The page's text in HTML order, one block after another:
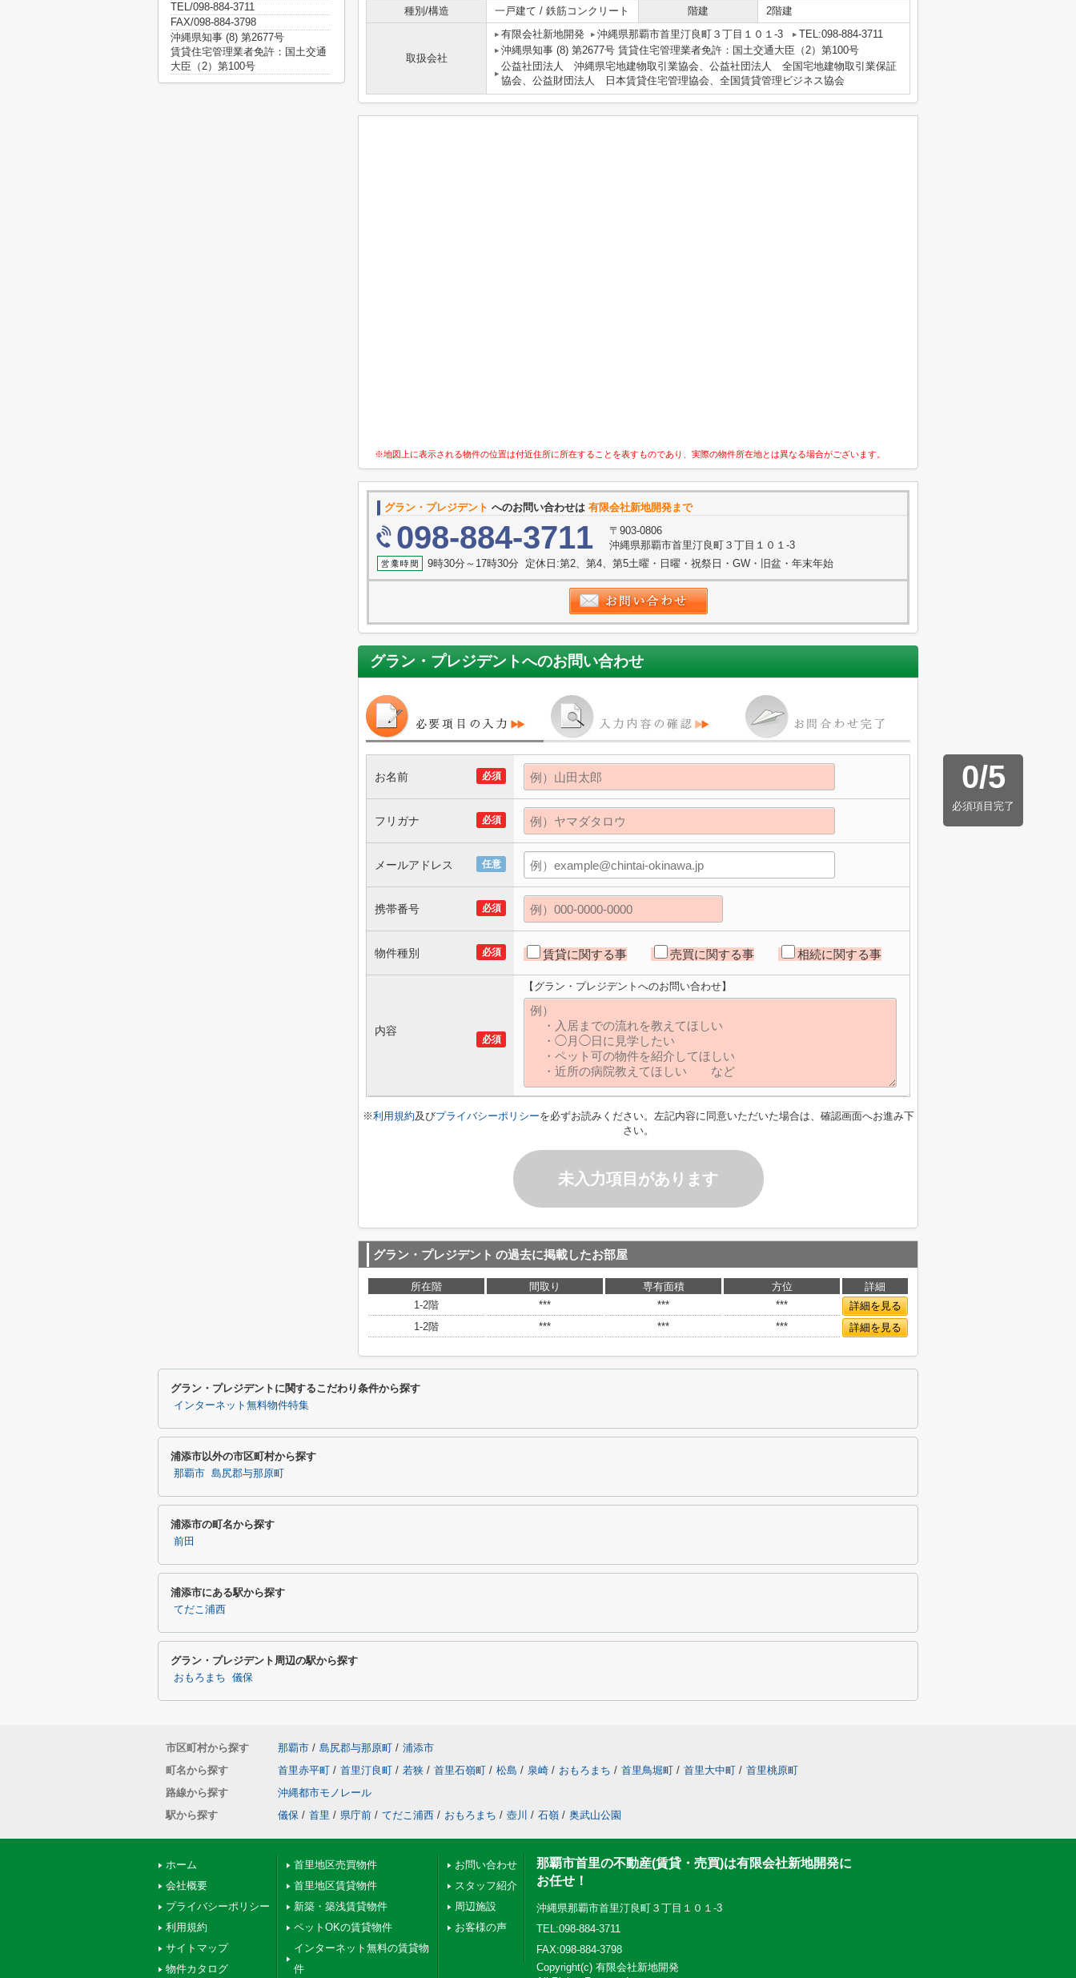
種別/構造
一戸建て / 鉄筋コンクリート 階建 2階建
取扱会社
有限会社新地開発 沖縄県那覇市首里汀良町３丁目１０１-3
TEL:098-884-3711
沖縄県知事 (8) 第2677号 賃貸住宅管理業者免許：国土交通大臣（2）第100号
公益社団法人 沖縄県宅地建物取引業協会、公益社団法人 全国宅地建物取引業保証
協会、公益財団法人 日本賃貸住宅管理協会、全国賃貸管理ビジネス協会
※地図上に表示される物件の位置は付近住所に所在することを表すものであり、実際の物件所在地とは異なる場合がございます。
グラン・プレジデント へのお問い合わせは 有限会社新地開発まで
098-884-3711
〒903-0806
沖縄県那覇市首里汀良町３丁目１０１-3
9時30分～17時30分 定休日:第2、第4、第5土曜・日曜・祝祭日・GW・旧盆・年末年始
グラン・プレジデントへのお問い合わせ
0/5
必須項目完了
必須
お名前
必須
フリガナ
任意
メールアドレス
必須
携帯番号
必須
物件種別 賃貸に関する事 売買に関する事 相続に関する事
必須
内容
【グラン・プレジデントへのお問い合わせ】
※利用規約及びプライバシーポリシーを必ずお読みください。左記内容に同意いただいた場合は、確認画面へお進み下
さい。
未入力項目があります
グラン・プレジデント の過去に掲載したお部屋
所在階 間取り 専有面積 方位
詳細
1-2階
*** *** ***
詳細を見る
1-2階
*** *** *** 詳細を見る
TEL/098-884-3711
FAX/098-884-3798
沖縄県知事 (8) 第2677号
賃貸住宅管理業者免許：国土交通
大臣（2）第100号
グラン・プレジデントに関するこだわり条件から探す
インターネット無料物件特集
浦添市以外の市区町村から探す
那覇市 島尻郡与那原町
浦添市の町名から探す
前田
浦添市にある駅から探す
てだこ浦西
グラン・プレジデント周辺の駅から探す
おもろまち 儀保
市区町村から探す 那覇市 / 島尻郡与那原町 / 浦添市
町名から探す
首里赤平町 / 首里汀良町 / 若狭 / 首里石嶺町 / 松島 / 泉崎 / おもろまち / 首里鳥堀町 / 首里大中町 / 首里桃原町
路線から探す
沖縄都市モノレール
駅から探す
儀保 / 首里 / 県庁前 / てだこ浦西 / おもろまち / 壺川 / 石嶺 / 奥武山公園
ホーム
会社概要
プライバシーポリシー
利用規約
サイトマップ
物件カタログ
首里地区売買物件
首里地区賃貸物件
新築・築浅賃貸物件
ペットOKの賃貸物件
インターネット無料の賃貸物
件
お問い合わせ
スタッフ紹介
周辺施設
お客様の声
那覇市首里の不動産(賃貸・売買)は有限会社新地開発に
お任せ！
沖縄県那覇市首里汀良町３丁目１０１-3
TEL:098-884-3711
FAX:098-884-3798
Copyright(c) 有限会社新地開発